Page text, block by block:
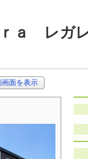
ａ レガ
画面を表示